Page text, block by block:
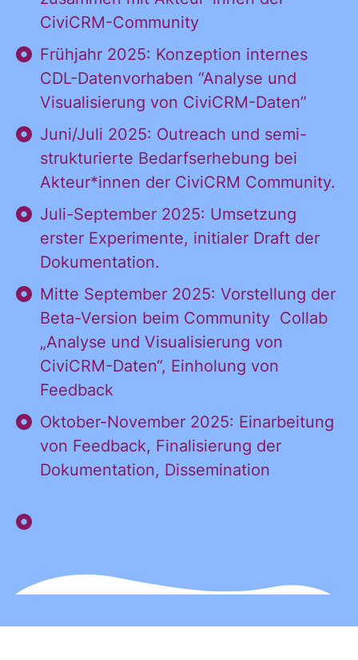
CiviCRM-Community
Frühjahr 2025: Konzeption internes
CDL-Datenvorhaben “Analyse und
Visualisierung von CiviCRM-Daten”
Juni/Juli 2025: Outreach und semi-
strukturierte Bedarfserhebung bei
Akteur*innen der CiviCRM Community.
Juli-September 2025: Umsetzung
erster Experimente, initialer Draft der
Dokumentation.
Mitte September 2025: Vorstellung der
Beta-Version beim Community Collab
„Analyse und Visualisierung von
CiviCRM-Daten“, Einholung von
Feedback
Oktober-November 2025: Einarbeitung
von Feedback, Finalisierung der
Dokumentation, Dissemination